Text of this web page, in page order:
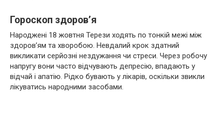
Гороскоп здоров’я
Народжені 18 жовтня Терези ходять по тонкій межі між
здоров’ям та хворобою. Невдалий крок здатний
викликати серйозні нездужання чи стреси. Через робочу
напругу вони часто відчувають депресію, впадають у
відчай і апатію. Рідко бувають у лікарів, оскільки звикли
лікуватись народними засобами.